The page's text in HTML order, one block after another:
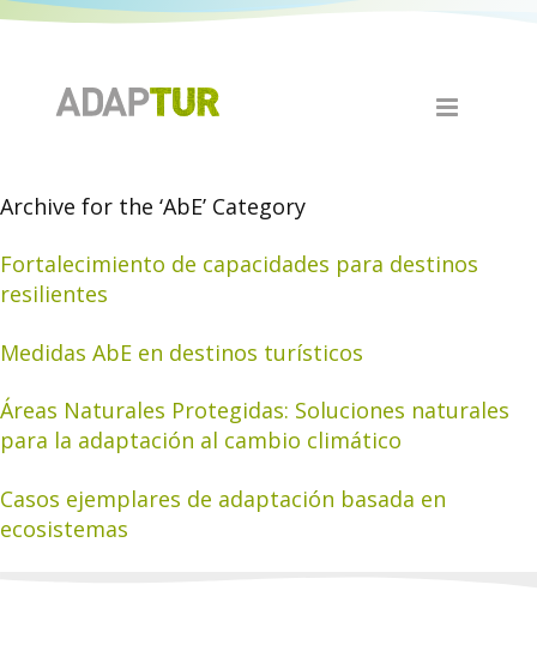
Archive for the ‘AbE’ Category
Fortalecimiento de capacidades para destinos
resilientes
Medidas AbE en destinos turísticos
Áreas Naturales Protegidas: Soluciones naturales
para la adaptación al cambio climático
Casos ejemplares de adaptación basada en
ecosistemas